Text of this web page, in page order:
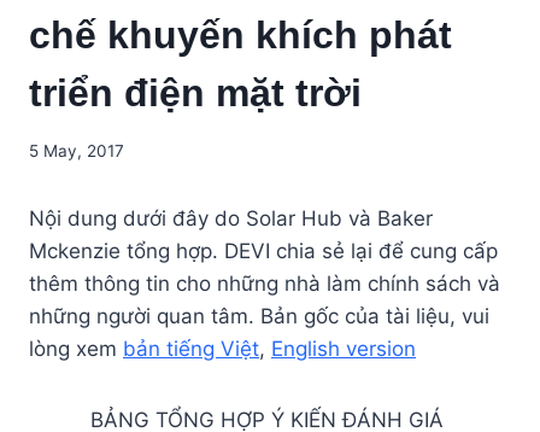
chế khuyến khích phát
triển điện mặt trời
5 May, 2017
Nội dung dưới đây do Solar Hub và Baker
Mckenzie tổng hợp. DEVI chia sẻ lại để cung cấp
thêm thông tin cho những nhà làm chính sách và
những người quan tâm. Bản gốc của tài liệu, vui
lòng xem bản tiếng Việt, English version
BẢNG TỔNG HỢP Ý KIẾN ĐÁNH GIÁ